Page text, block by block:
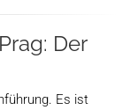
Der
Es ist